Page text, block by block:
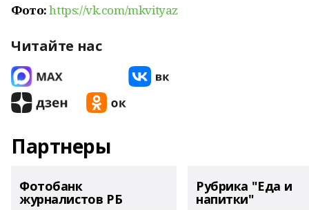
Фото:https://vk.com/mkvityaz
Читайте нас
Партнеры
Фотобанк
журналистов РБ
Рубрика "Еда и
напитки"